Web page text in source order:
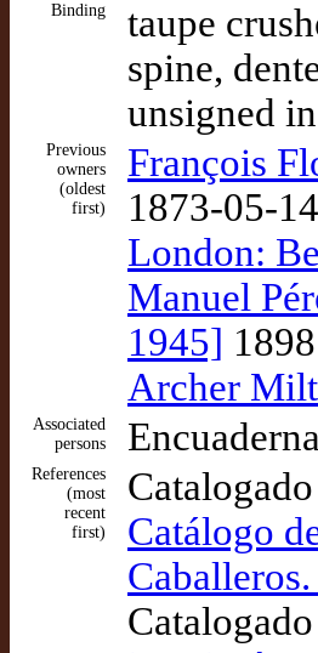
Binding
taupe
spine,
unsigned
Previous
owners
(oldest
first)
François
1873-05-
London:
Manuel
1945]
Archer
Associated
persons
References
(most
recent
first)
Catálogo